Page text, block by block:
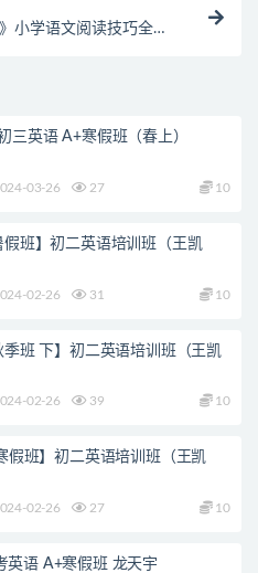
小学语文阅读技巧全20
三英语 A+寒假班（春上）
03-26 27 10
假班】初二英语培训班（王凯
02-26 31 10
季班 下】初二英语培训班（王凯
02-26 39 10
假班】初二英语培训班（王凯
02-26 27 10
英语 A+寒假班 龙天宇